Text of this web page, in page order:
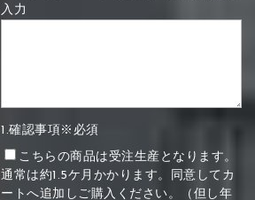
入力
1.確認事項※必須
こちらの商品は受注生産となります。
通常は約1.5ケ月かかります。同意してカ
ートへ追加しご購入ください。（但し年